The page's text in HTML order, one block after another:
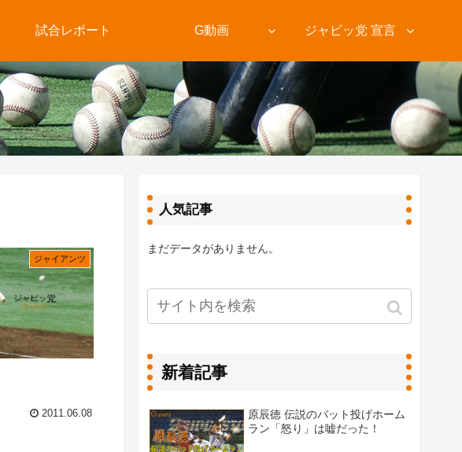
試合レポート G動画 ジャビッ党 宣言
ジャイアンツ
2011.06.08
人気記事
まだデータがありません。
新着記事
原辰徳 伝説のバット投げホーム
ラン「怒り」は嘘だった！